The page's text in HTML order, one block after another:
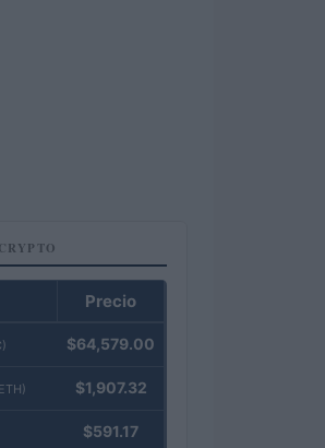
Precio
$64,579.00
$1,907.32
$591.17